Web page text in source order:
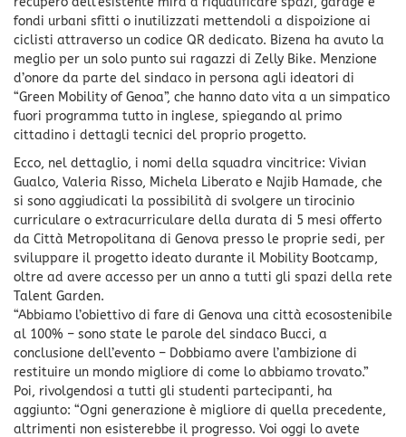
fondi urbani sfitti o inutilizzati mettendoli a dispoizione ai
ciclisti attraverso un codice QR dedicato. Bizena ha avuto la
meglio per un solo punto sui ragazzi di Zelly Bike. Menzione
d’onore da parte del sindaco in persona agli ideatori di
“Green Mobility of Genoa”, che hanno dato vita a un simpatico
fuori programma tutto in inglese, spiegando al primo
cittadino i dettagli tecnici del proprio progetto.
Ecco, nel dettaglio, i nomi della squadra vincitrice: Vivian
Gualco, Valeria Risso, Michela Liberato e Najib Hamade, che
si sono aggiudicati la possibilità di svolgere un tirocinio
curriculare o extracurriculare della durata di 5 mesi offerto
da Città Metropolitana di Genova presso le proprie sedi, per
sviluppare il progetto ideato durante il Mobility Bootcamp,
oltre ad avere accesso per un anno a tutti gli spazi della rete
Talent Garden.
“Abbiamo l’obiettivo di fare di Genova una città ecosostenibile
al 100% – sono state le parole del sindaco Bucci, a
conclusione dell’evento – Dobbiamo avere l’ambizione di
restituire un mondo migliore di come lo abbiamo trovato.”
Poi, rivolgendosi a tutti gli studenti partecipanti, ha
aggiunto: “Ogni generazione è migliore di quella precedente,
altrimenti non esisterebbe il progresso. Voi oggi lo avete